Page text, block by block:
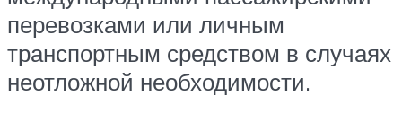
перевозками или личным
транспортным средством в случаях
неотложной необходимости.